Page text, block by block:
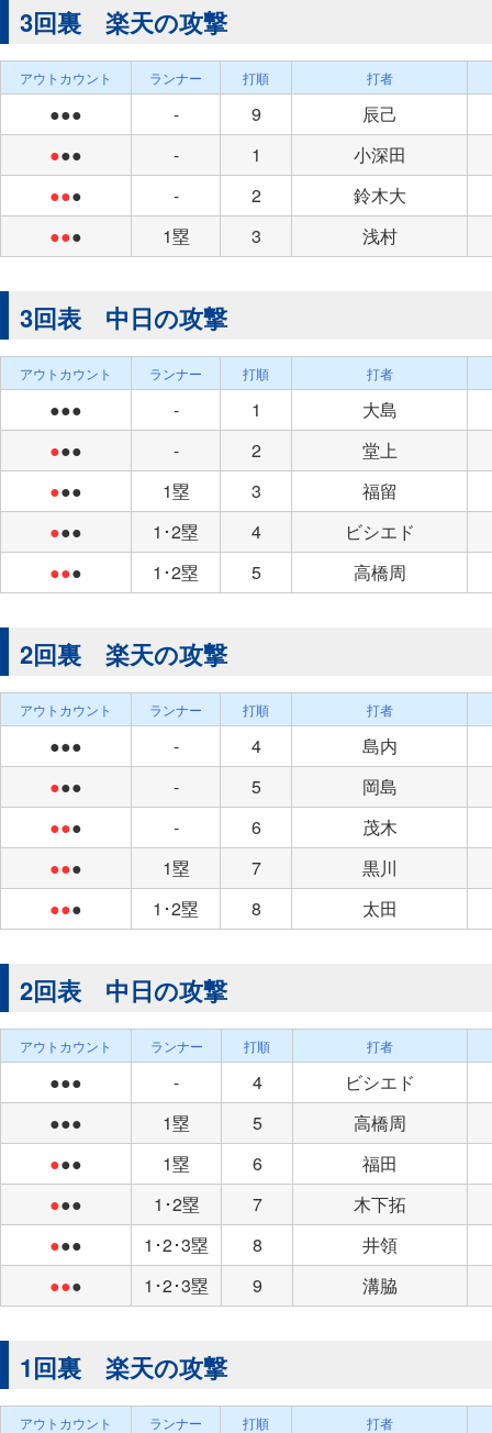
3回裏 楽天の攻撃
アウトカウント ランナー 打順 打者
●●● - 9
辰己
●●● - 1
小深田
●●● - 2
鈴木大
●●● 1塁 3 浅村
3回表 中日の攻撃
アウトカウント ランナー 打順 打者
●●● - 1
大島
●●● - 2
堂上
●●● 1塁 3
福留
●●● 1･2塁 4
ビシエド
●●● 1･2塁 5 高橋周
2回裏 楽天の攻撃
アウトカウント ランナー 打順 打者
●●● - 4
島内
●●● - 5
岡島
●●● - 6
茂木
●●● 1塁 7
黒川
●●● 1･2塁 8 太田
2回表 中日の攻撃
アウトカウント ランナー 打順 打者
●●● - 4
ビシエド
●●●
1塁 5
高橋周
●●● 1塁 6
福田
●●● 1･2塁 7
木下拓
●●● 1･2･3塁 8
井領
●●● 1･2･3塁 9 溝脇
1回裏 楽天の攻撃
アウトカウント ランナー 打順 打者